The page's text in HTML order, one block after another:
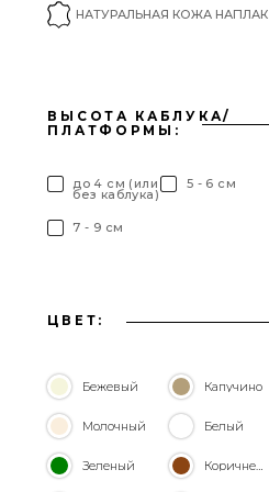
НАТУРАЛЬНАЯ КОЖА НАПЛАК
ВЫСОТА КАБЛУКА/
ПЛАТФОРМЫ:
до 4 см (или
без каблука)
5 - 6 см
7 - 9 см
ЦВЕТ:
Бежевый Капучино
Молочный Белый
Зеленый Коричневый